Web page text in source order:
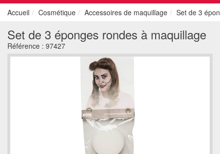
Accueil Cosmétique Accessoires de maquillage Set de 3
Set de 3 éponges rondes à maquillage
Référence : 97427